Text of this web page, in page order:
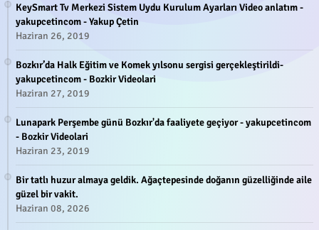
KeySmart Tv Merkezi Sistem Uydu Kurulum Ayarları Video anlatım -
yakupcetincom - Yakup Çetin
Haziran 26, 2019
Bozkır’da Halk Eğitim ve Komek yılsonu sergisi gerçekleştirildi-
yakupcetincom - Bozkir Videolari
Haziran 27, 2019
Lunapark Perşembe günü Bozkır'da faaliyete geçiyor - yakupcetincom
- Bozkir Videolari
Haziran 23, 2019
Bir tatlı huzur almaya geldik. Ağaçtepesinde doğanın güzelliğinde aile
güzel bir vakit.
Haziran 08, 2026